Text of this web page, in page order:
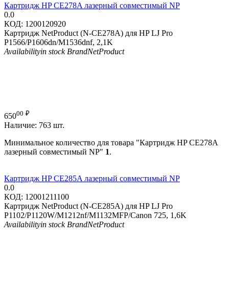
Картридж HP CE278A лазерный совместимый NP
0.0
КОД: 1200120920
Картридж NetProduct (N-CE278A) для HP LJ Pro
P1566/P1606dn/M1536dnf, 2,1K
Availabilityin stock BrandNetProduct
65000 ₽
Наличие: 763 шт.
Минимальное количество для товара "Картридж HP CE278A
лазерный совместимый NP" 1.
Картридж HP CE285A лазерный совместимый NP
0.0
КОД: 12001211100
Картридж NetProduct (N-CE285A) для HP LJ Pro
P1102/P1120W/M1212nf/M1132MFP/Canon 725, 1,6K
Availabilityin stock BrandNetProduct